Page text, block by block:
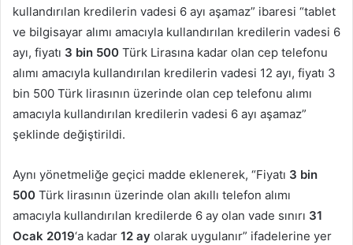
kullandırılan kredilerin vadesi 6 ayı aşamaz” ibaresi “tablet
ve bilgisayar alımı amacıyla kullandırılan kredilerin vadesi 6
ayı, fiyatı 3 bin 500 Türk Lirasına kadar olan cep telefonu
alımı amacıyla kullandırılan kredilerin vadesi 12 ayı, fiyatı 3
bin 500 Türk lirasının üzerinde olan cep telefonu alımı
amacıyla kullandırılan kredilerin vadesi 6 ayı aşamaz”
şeklinde değiştirildi.
Aynı yönetmeliğe geçici madde eklenerek, “Fiyatı 3 bin
500 Türk lirasının üzerinde olan akıllı telefon alımı
amacıyla kullandırılan kredilerde 6 ay olan vade sınırı 31
Ocak 2019‘a kadar 12 ay olarak uygulanır” ifadelerine yer